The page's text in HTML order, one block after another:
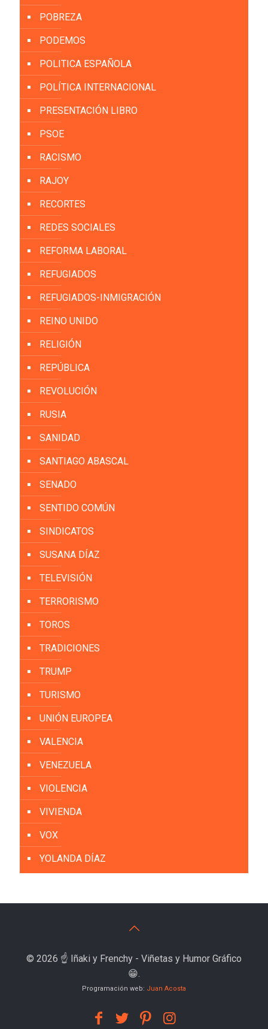
POBREZA
PODEMOS
POLITICA ESPAÑOLA
POLÍTICA INTERNACIONAL
PRESENTACIÓN LIBRO
PSOE
RACISMO
RAJOY
RECORTES
REDES SOCIALES
REFORMA LABORAL
REFUGIADOS
REFUGIADOS-INMIGRACIÓN
REINO UNIDO
RELIGIÓN
REPÚBLICA
REVOLUCIÓN
RUSIA
SANIDAD
SANTIAGO ABASCAL
SENADO
SENTIDO COMÚN
SINDICATOS
SUSANA DÍAZ
TELEVISIÓN
TERRORISMO
TOROS
TRADICIONES
TRUMP
TURISMO
UNIÓN EUROPEA
VALENCIA
VENEZUELA
VIOLENCIA
VIVIENDA
VOX
YOLANDA DÍAZ
© 2026 ☝️ Iñaki y Frenchy - Viñetas y Humor Gráfico
😁.
Programación web: Juan Acosta